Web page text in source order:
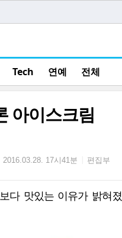
Tech 연예 전체
아이스크림
2016.03.28. 17시41분 편집부
다 맛있는 이유가 밝혀졌